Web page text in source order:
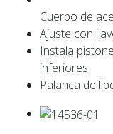
Cuerpo de
Ajuste con
Instala
inferiores
Palanca de